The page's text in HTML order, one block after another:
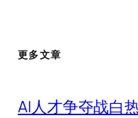
更多文章
AI人才争夺战白